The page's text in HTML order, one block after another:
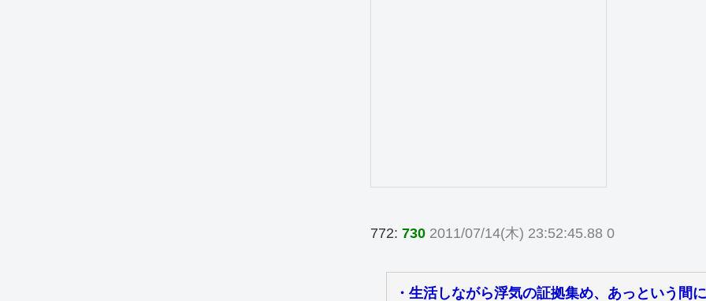
772: 730 2011/07/14(木) 23:52:45.88 0
・生活しながら浮気の証拠集め、あっという間